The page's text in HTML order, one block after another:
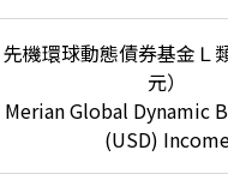
先機環球動態債券基金Ｌ
元）
Merian Global Dynamic
(USD)